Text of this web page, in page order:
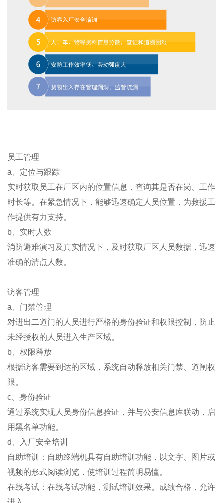
员工管理
a、定位与跟踪
实时获取员工在厂区内的位置信息，查询其是否在岗、工作
时长等。在紧急情况下，能够迅速确定人员位置，为救援工
作提供有力支持。
b、实时人数
消防避难演习及真实情况下，及时获取厂区人员数据，迅速
准确的清点人数。
访客管理
a、门禁管理
对进出二道门的人员进行严格的身份验证和权限控制，防止
未经授权的人员进入生产区域。
b、权限释放
根据访客需要到达的区域，系统自动释放相关门禁、道闸权
限。
c、身份验证
通过系统实现人员身份信息验证，并与公安信息库联动，启
用黑名单功能。
d、入厂安全培训
自助培训：自助终端机具有自助培训功能，以文字、图片或
视频的形式阅读浏览，使培训过程简明易懂。
在线考试：在线考试功能，测试培训效果。成绩合格，允许